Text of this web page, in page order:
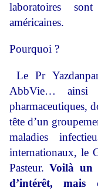
laboratoires
américaines.
Pourquoi ?
Le Pr
AbbVie… ainsi
pharmaceutiques,
tête d’un
maladies
internationaux, le
Pasteur.Voilà un
d’intérêt,